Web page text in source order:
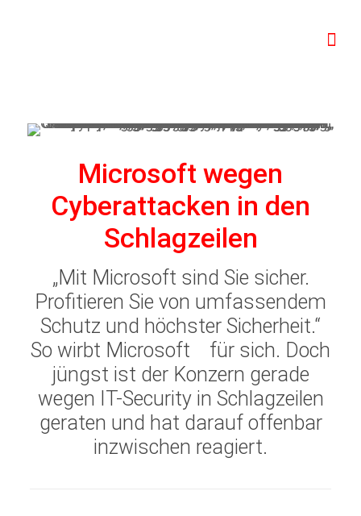
Microsoft wegen
Cyberattacken in den
Schlagzeilen
„Mit Microsoft sind Sie sicher.
Profitieren Sie von umfassendem
Schutz und höchster Sicherheit.“
So wirbt Microsoft
für sich. Doch
jüngst ist der Konzern gerade
wegen IT-Security in Schlagzeilen
geraten und hat darauf offenbar
inzwischen reagiert.